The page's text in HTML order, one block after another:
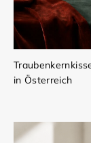
in Österreich